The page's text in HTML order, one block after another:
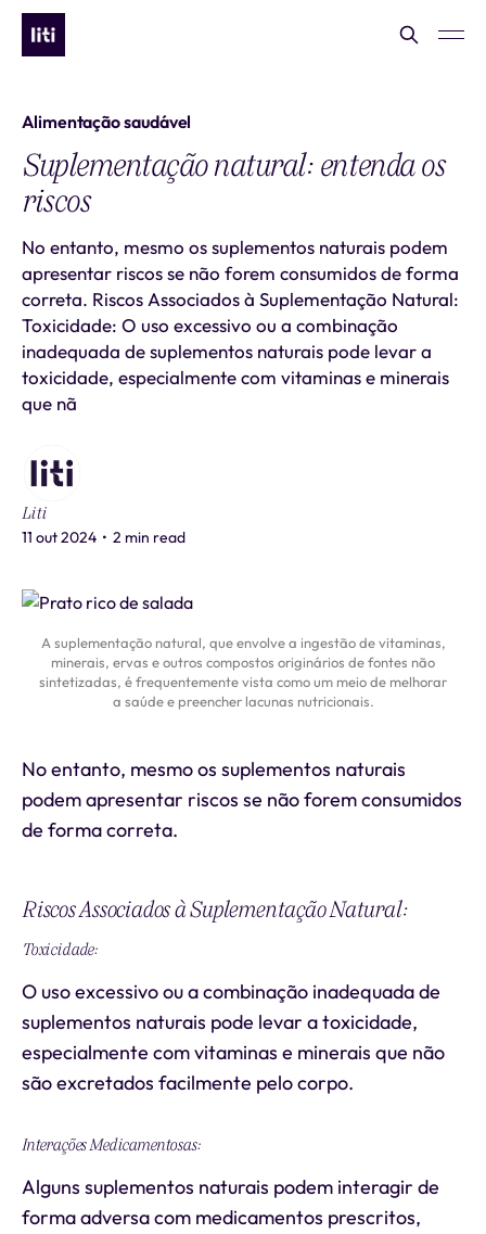
Alimentação saudável
Suplementação natural: entenda os
riscos
No entanto, mesmo os suplementos naturais podem
apresentar riscos se não forem consumidos de forma
correta. Riscos Associados à Suplementação Natural:
Toxicidade: O uso excessivo ou a combinação
inadequada de suplementos naturais pode levar a
toxicidade, especialmente com vitaminas e minerais
que nã
Liti
11 out 2024 • 2 min read
A suplementação natural, que envolve a ingestão de vitaminas,
minerais, ervas e outros compostos originários de fontes não
sintetizadas, é frequentemente vista como um meio de melhorar
a saúde e preencher lacunas nutricionais.
No entanto, mesmo os suplementos naturais
podem apresentar riscos se não forem consumidos
de forma correta.
Riscos Associados à Suplementação Natural:
Toxicidade:
O uso excessivo ou a combinação inadequada de
suplementos naturais pode levar a toxicidade,
especialmente com vitaminas e minerais que não
são excretados facilmente pelo corpo.
Interações Medicamentosas:
Alguns suplementos naturais podem interagir de
forma adversa com medicamentos prescritos,